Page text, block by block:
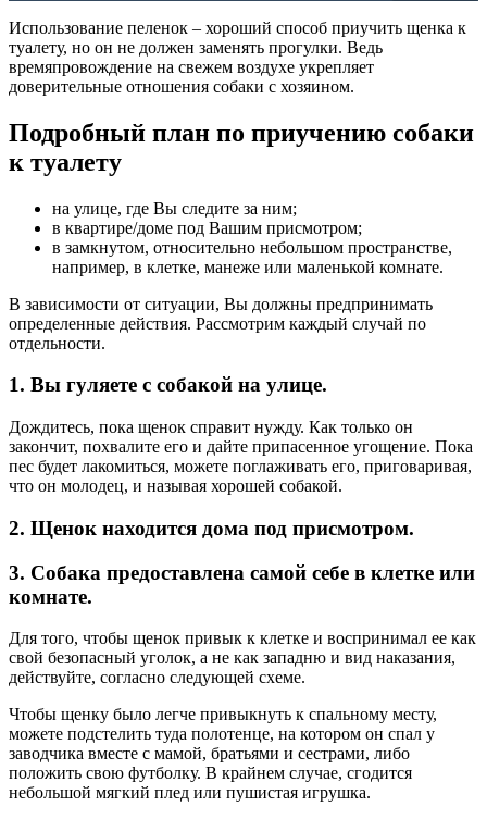
Использование пеленок – хороший способ приучить щенка к
туалету, но он не должен заменять прогулки. Ведь
времяпровождение на свежем воздухе укрепляет
доверительные отношения собаки с хозяином.
Подробный план по приучению собаки
к туалету
на улице, где Вы следите за ним;
в квартире/доме под Вашим присмотром;
в замкнутом, относительно небольшом пространстве,
например, в клетке, манеже или маленькой комнате.
В зависимости от ситуации, Вы должны предпринимать
определенные действия. Рассмотрим каждый случай по
отдельности.
1. Вы гуляете с собакой на улице.
Дождитесь, пока щенок справит нужду. Как только он
закончит, похвалите его и дайте припасенное угощение. Пока
пес будет лакомиться, можете поглаживать его, приговаривая,
что он молодец, и называя хорошей собакой.
2. Щенок находится дома под присмотром.
3. Собака предоставлена самой себе в клетке или
комнате.
Для того, чтобы щенок привык к клетке и воспринимал ее как
свой безопасный уголок, а не как западню и вид наказания,
действуйте, согласно следующей схеме.
Чтобы щенку было легче привыкнуть к спальному месту,
можете подстелить туда полотенце, на котором он спал у
заводчика вместе с мамой, братьями и сестрами, либо
положить свою футболку. В крайнем случае, сгодится
небольшой мягкий плед или пушистая игрушка.